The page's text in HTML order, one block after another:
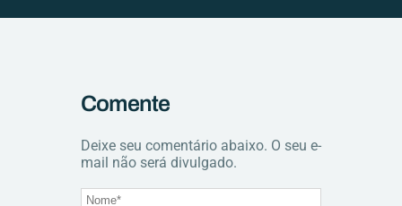
Comente
Deixe seu comentário abaixo. O seu e-
mail não será divulgado.